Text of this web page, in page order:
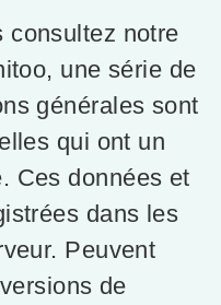
consultez notre
une série de
générales sont
qui ont un
Ces données et
dans les
Peuvent
de